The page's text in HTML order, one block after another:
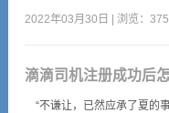
2022年03月30日 | 浏览：
滴滴司机注册成功后
“不谦让，已然应承了夏的